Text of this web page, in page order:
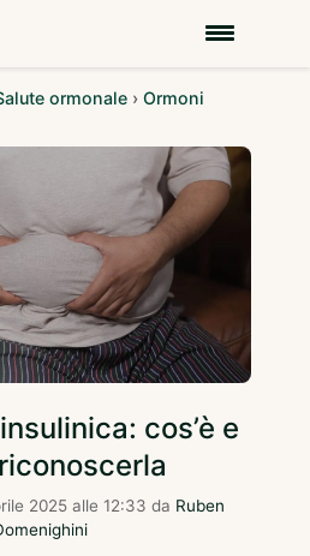
ormonale ›Ormoni
cos’è e
2025 alle 12:33 da Ruben